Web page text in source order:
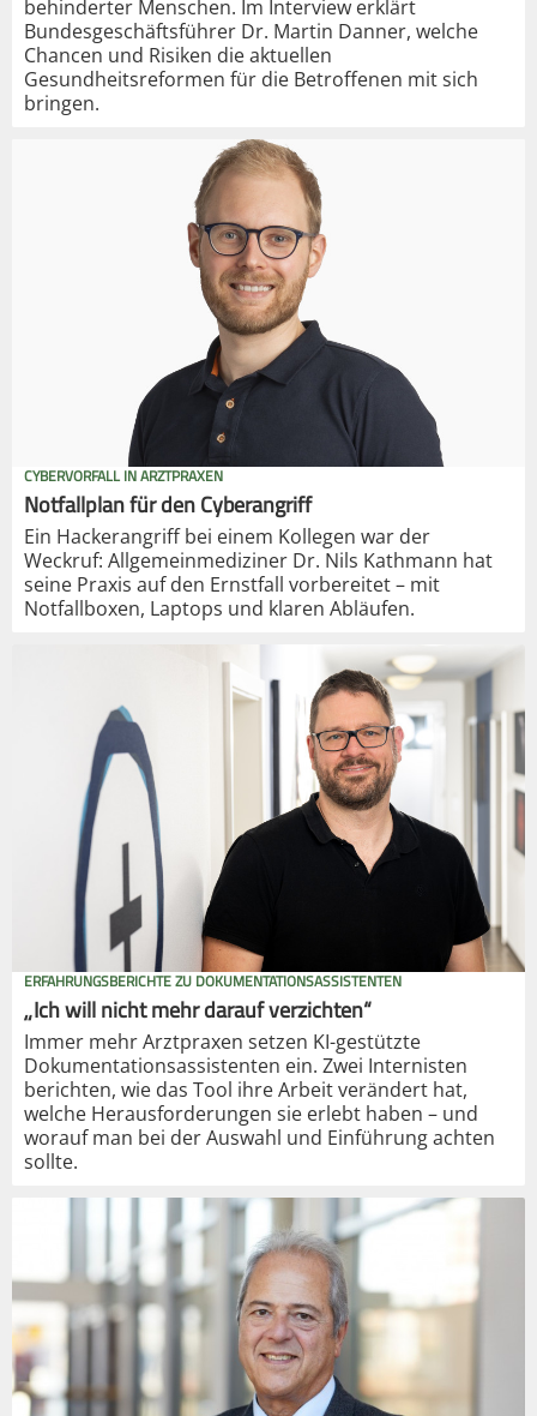
behinderter Menschen. Im Interview erklärt
Bundesgeschäftsführer Dr. Martin Danner, welche
Chancen und Risiken die aktuellen
Gesundheitsreformen für die Betroffenen mit sich
bringen.
CYBERVORFALL IN ARZTPRAXEN
Notfallplan für den Cyberangriff
Ein Hackerangriff bei einem Kollegen war der
Weckruf: Allgemeinmediziner Dr. Nils Kathmann hat
seine Praxis auf den Ernstfall vorbereitet – mit
Notfallboxen, Laptops und klaren Abläufen.
ERFAHRUNGSBERICHTE ZU DOKUMENTATIONSASSISTENTEN
„Ich will nicht mehr darauf verzichten“
Immer mehr Arztpraxen setzen KI-gestützte
Dokumentationsassistenten ein. Zwei Internisten
berichten, wie das Tool ihre Arbeit verändert hat,
welche Herausforderungen sie erlebt haben – und
worauf man bei der Auswahl und Einführung achten
sollte.